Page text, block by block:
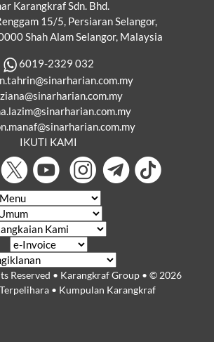
Karangkraf Sdn. Bhd.
15/5, Persiaran Selangor,
Shah Alam Selangor, Malaysia
6019-2329 032
IKUTI KAMI
Reserved • Karangkraf Group • © 2026
• Kumpulan Karangkraf